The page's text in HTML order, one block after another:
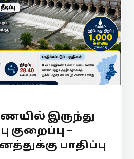
இருந்து
குறைப்பு –
பாதிப்பு